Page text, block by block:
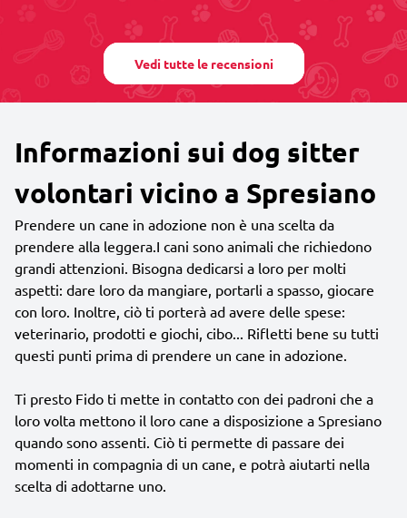
Vedi tutte le recensioni
Informazioni sui dog sitter
volontari vicino a Spresiano
Prendere un cane in adozione non è una scelta da
prendere alla leggera.I cani sono animali che richiedono
grandi attenzioni. Bisogna dedicarsi a loro per molti
aspetti: dare loro da mangiare, portarli a spasso, giocare
con loro. Inoltre, ciò ti porterà ad avere delle spese:
veterinario, prodotti e giochi, cibo... Rifletti bene su tutti
questi punti prima di prendere un cane in adozione.
Ti presto Fido ti mette in contatto con dei padroni che a
loro volta mettono il loro cane a disposizione a Spresiano
quando sono assenti. Ciò ti permette di passare dei
momenti in compagnia di un cane, e potrà aiutarti nella
scelta di adottarne uno.